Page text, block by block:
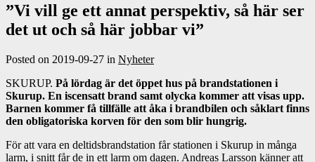
”Vi vill ge ett annat perspektiv, så här ser
det ut och så här jobbar vi”
Posted on 2019-09-27 in Nyheter
SKURUP. På lördag är det öppet hus på brandstationen i
Skurup. En iscensatt brand samt olycka kommer att visas upp.
Barnen kommer få tillfälle att åka i brandbilen och såklart finns
den obligatoriska korven för den som blir hungrig.
För att vara en deltidsbrandstation får stationen i Skurup in många
larm, i snitt får de in ett larm om dagen. Andreas Larsson känner att